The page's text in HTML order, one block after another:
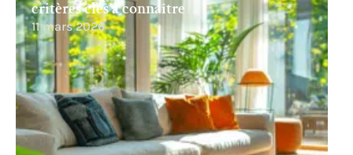
critères clés à connaître
11 mars 2026